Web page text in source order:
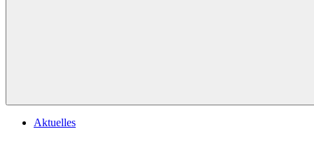
Aktuelles